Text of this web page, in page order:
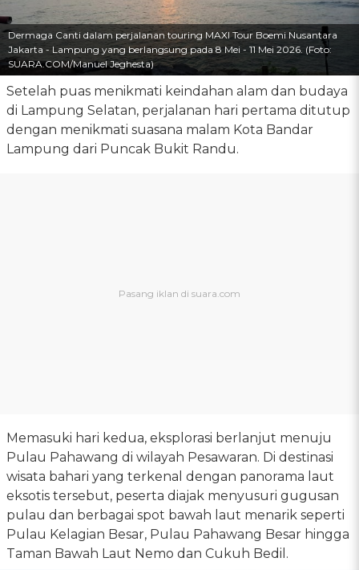
Dermaga Canti dalam perjalanan touring MAXI Tour Boemi Nusantara
Jakarta - Lampung yang berlangsung pada 8 Mei - 11 Mei 2026. (Foto:
SUARA.COM/Manuel Jeghesta)
Setelah puas menikmati keindahan alam dan budaya
di Lampung Selatan, perjalanan hari pertama ditutup
dengan menikmati suasana malam Kota Bandar
Lampung dari Puncak Bukit Randu.
Memasuki hari kedua, eksplorasi berlanjut menuju
Pulau Pahawang di wilayah Pesawaran. Di destinasi
wisata bahari yang terkenal dengan panorama laut
eksotis tersebut, peserta diajak menyusuri gugusan
pulau dan berbagai spot bawah laut menarik seperti
Pulau Kelagian Besar, Pulau Pahawang Besar hingga
Taman Bawah Laut Nemo dan Cukuh Bedil.